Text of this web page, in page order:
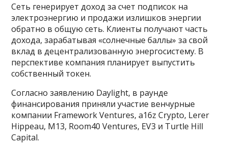
Сеть генерирует доход за счет подписок на
электроэнергию и продажи излишков энергии
обратно в общую сеть. Клиенты получают часть
дохода, зарабатывая «солнечные баллы» за свой
вклад в децентрализованную энергосистему. В
перспективе компания планирует выпустить
собственный токен.
Согласно заявлению Daylight, в раунде
финансирования приняли участие венчурные
компании Framework Ventures, a16z Crypto, Lerer
Hippeau, M13, Room40 Ventures, EV3 и Turtle Hill
Capital.